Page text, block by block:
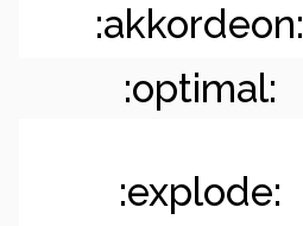
:akkordeon:
:optimal:
:explode: